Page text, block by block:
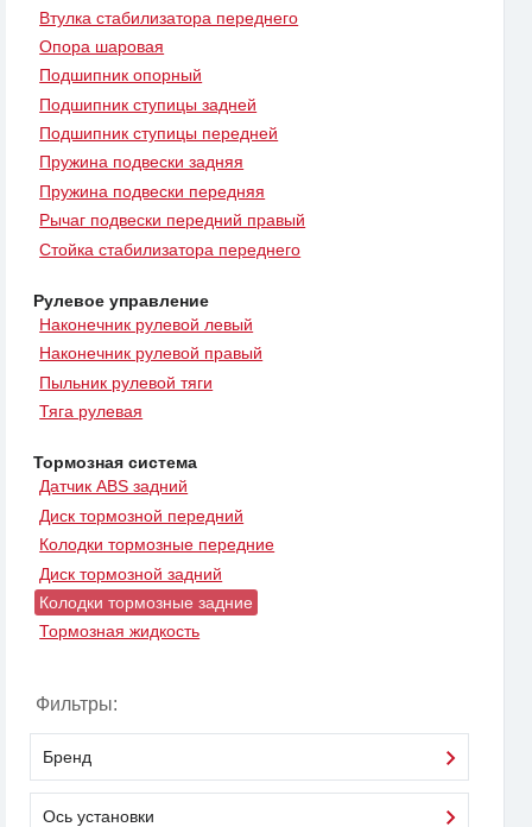
Втулка стабилизатора переднего
Опора шаровая
Подшипник опорный
Подшипник ступицы задней
Подшипник ступицы передней
Пружина подвески задняя
Пружина подвески передняя
Рычаг подвески передний правый
Стойка стабилизатора переднего
Рулевое управление
Наконечник рулевой левый
Наконечник рулевой правый
Пыльник рулевой тяги
Тяга рулевая
Тормозная система
Датчик ABS задний
Диск тормозной передний
Колодки тормозные передние
Диск тормозной задний
Колодки тормозные задние
Тормозная жидкость
Фильтры:
Бренд
Ось установки